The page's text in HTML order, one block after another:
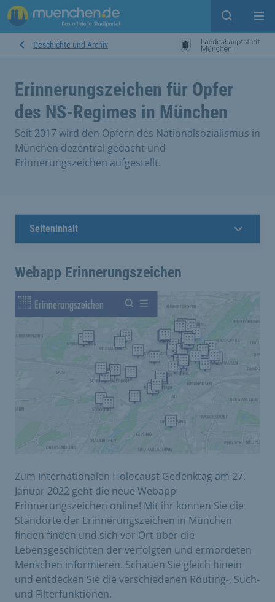
Suche
Geschichte und Archiv
Erinnerungszeichen für Opfer
des NS-Regimes in München
Seit 2017 wird den Opfern des Nationalsozialismus in
München dezentral gedacht und
Erinnerungszeichen aufgestellt.
Seiteninhalt
Webapp Erinnerungszeichen
Zum Internationalen Holocaust Gedenktag am 27.
Januar 2022 geht die neue Webapp
Erinnerungszeichen online! Mit ihr können Sie die
Standorte der Erinnerungszeichen in München
finden finden und sich vor Ort über die
Lebensgeschichten der verfolgten und ermordeten
Menschen informieren. Schauen Sie gleich hinein
und entdecken Sie die verschiedenen Routing-, Such-
und Filterfunktionen.